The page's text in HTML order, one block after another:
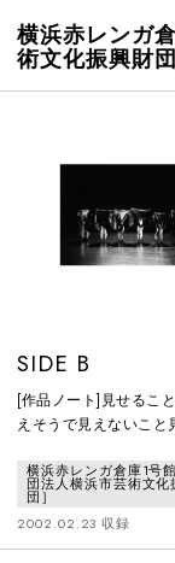
横浜赤レンガ
術文化振興財
SIDE B
[作品ノート]見せるこ
えそうで見えないこと
できな自分の顔をさら
きているという一大事
横浜赤レンガ倉庫1号
団法人横浜市芸術文化
団］
2002.02.23 収録